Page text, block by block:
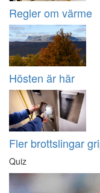
Regler om värme
Hösten är här
Fler brottslingar
Quiz